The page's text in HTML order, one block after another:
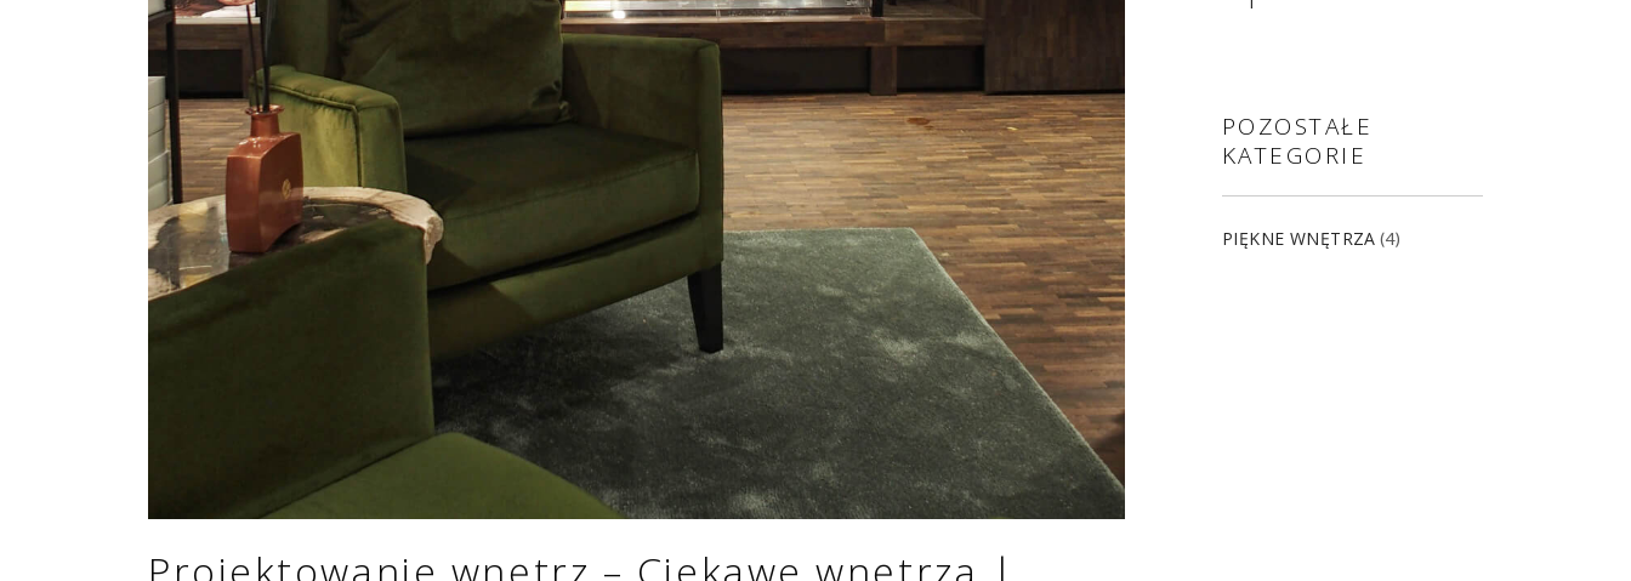
POZOSTAŁE
KATEGORIE
PIĘKNE WNĘTRZA (4)